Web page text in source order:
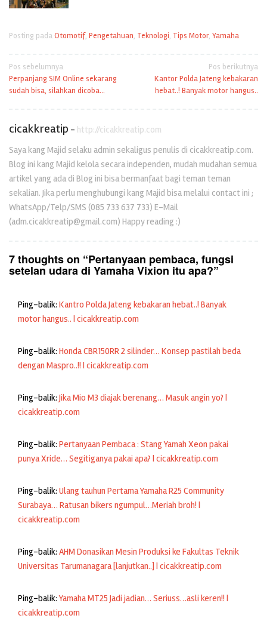
Posting padaOtomotif, Pengetahuan, Teknologi, Tips Motor, Yamaha
Navigasi
pos
Pos sebelumnya
Perpanjang SIM Online sekarang
sudah bisa, silahkan dicoba…
Pos berikutnya
Kantor Polda Jateng kebakaran
hebat..! Banyak motor hangus..
cicakkreatip - http://cicakkreatip.com
Saya kang Majid selaku admin sekaligus penulis di cicakkreatip.com.
Blog ini kang Majid kelola secara independen, mudah mudahan semua
artikel yang ada di Blog ini bisa bermanfaat bagi teman teman
sekalian. Jika perlu menghubungi kang Majid bisa melalui contact ini ;
WhatsApp/Telp/SMS (085 733 637 733) E-Mail
(adm.cicakkreatip@gmail.com) Happy reading :)
7 thoughts on “Pertanyaan pembaca, fungsi
setelan udara di Yamaha Vixion itu apa?”
Ping-balik: Kantro Polda Jateng kebakaran hebat..! Banyak
motor hangus.. | cicakkreatip.com
Ping-balik: Honda CBR150RR 2 silinder… Konsep pastilah beda
dengan Maspro..!! | cicakkreatip.com
Ping-balik: Jika Mio M3 diajak berenang… Masuk angin yo? |
cicakkreatip.com
Ping-balik: Pertanyaan Pembaca : Stang Yamah Xeon pakai
punya Xride… Segitiganya pakai apa? | cicakkreatip.com
Ping-balik: Ulang tauhun Pertama Yamaha R25 Community
Surabaya… Ratusan bikers ngumpul…Meriah broh! |
cicakkreatip.com
Ping-balik: AHM Donasikan Mesin Produksi ke Fakultas Teknik
Universitas Tarumanagara [lanjutkan..] | cicakkreatip.com
Ping-balik:Yamaha MT25 Jadi jadian… Seriuss…asli keren!! |
cicakkreatip.com